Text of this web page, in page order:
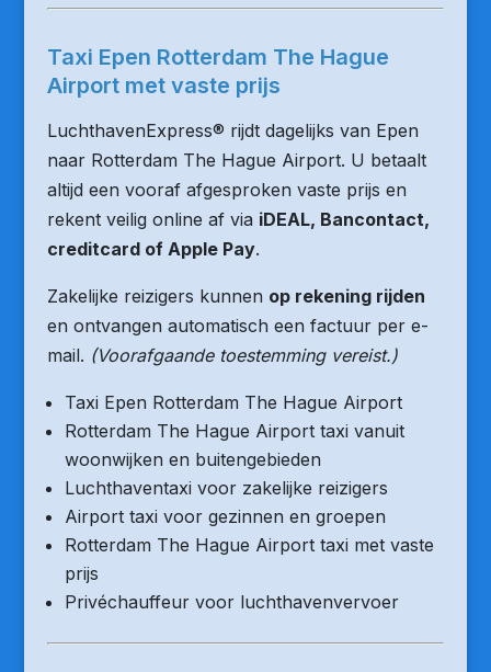
Taxi Epen Rotterdam The Hague
Airport met vaste prijs
LuchthavenExpress® rijdt dagelijks van Epen
naar Rotterdam The Hague Airport. U betaalt
altijd een vooraf afgesproken vaste prijs en
rekent veilig online af via iDEAL, Bancontact,
creditcard of Apple Pay.
Zakelijke reizigers kunnen op rekening rijden
en ontvangen automatisch een factuur per e-
mail. (Voorafgaande toestemming vereist.)
Taxi Epen Rotterdam The Hague Airport
Rotterdam The Hague Airport taxi vanuit
woonwijken en buitengebieden
Luchthaventaxi voor zakelijke reizigers
Airport taxi voor gezinnen en groepen
Rotterdam The Hague Airport taxi met vaste
prijs
Privéchauffeur voor luchthavenvervoer